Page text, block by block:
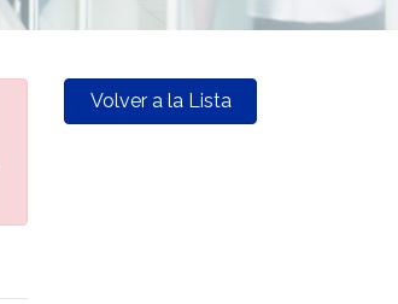
Volver a la Lista